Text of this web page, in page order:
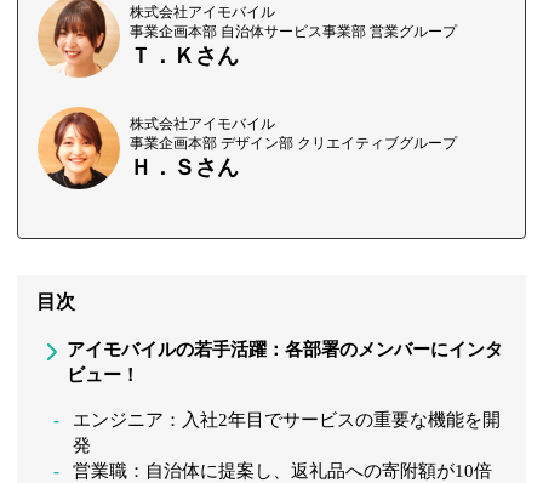
株式会社アイモバイル
事業企画本部 自治体サービス事業部 営業グループ
Ｔ．Ｋさん
株式会社アイモバイル
事業企画本部 デザイン部 クリエイティブグループ
Ｈ．Ｓさん
目次
アイモバイルの若手活躍：各部署のメンバーにインタ
ビュー！
エンジニア：入社2年目でサービスの重要な機能を開
発
営業職：自治体に提案し、返礼品への寄附額が10倍